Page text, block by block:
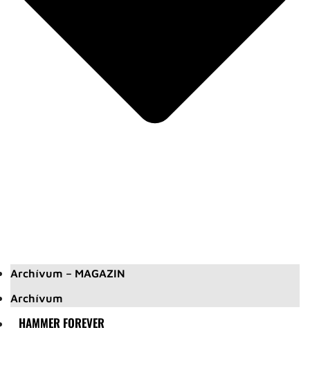
Archívum – MAGAZIN
Archívum
HAMMER FOREVER